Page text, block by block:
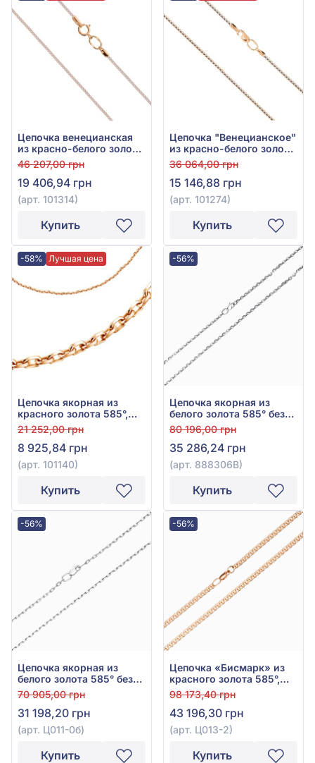
Цепочка венецианская
из красно-белого золота
585°, без вставки, арт.
101314
46 207,00 грн
19 406,94 грн
(арт. 101314)
Купить
Цепочка "Венецианское"
из красно-белого золота
585°, без вставки, арт.
101274
36 064,00 грн
15 146,88 грн
(арт. 101274)
Купить
-58% Лучшая цена
Цепочка якорная из
красного золота 585°,
арт. 101140
21 252,00 грн
8 925,84 грн
(арт. 101140)
Купить
-56%
Цепочка якорная из
белого золота 585° без
вставки, арт. 888306В
80 196,00 грн
35 286,24 грн
(арт. 888306В)
Купить
-56%
Цепочка якорная из
белого золота 585° без
вставки, арт. Ц011-0б
70 905,00 грн
31 198,20 грн
(арт. Ц011-0б)
Купить
-56%
Цепочка «Бисмарк» из
красного золота 585°,
без вставки, арт. Ц013-2
98 173,40 грн
43 196,30 грн
(арт. Ц013-2)
Купить